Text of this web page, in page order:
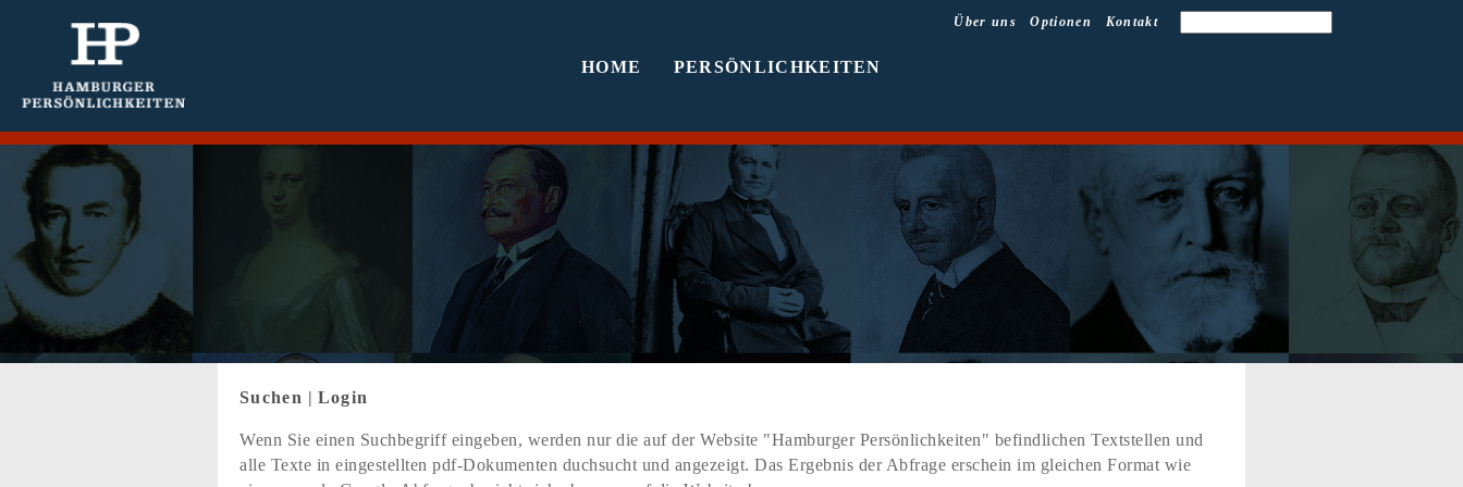
HOME PERSÖNLICHKEITEN
Über uns Optionen Kontakt
Suchen | Login
Wenn Sie einen Suchbegriff eingeben, werden nur die auf der Website "Hamburger Persönlichkeiten" befindlichen Textstellen und
alle Texte in eingestellten pdf-Dokumenten duchsucht und angezeigt. Das Ergebnis der Abfrage erschein im gleichen Format wie